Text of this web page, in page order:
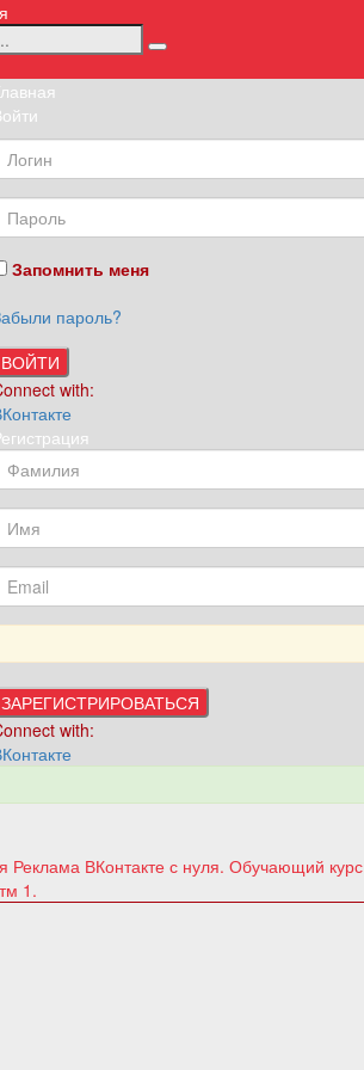
Запомнить меня
пароль?
ВОЙТИ
with:
with:
Реклама ВКонтакте с нуля. Обучающий курс
1.